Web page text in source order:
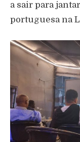
a sair para
portuguesa na